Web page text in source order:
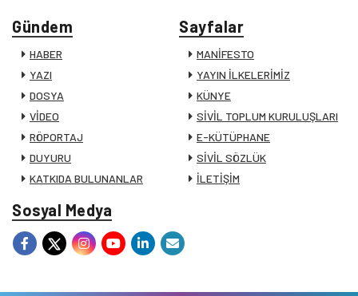
Gündem
HABER
YAZI
DOSYA
VİDEO
RÖPORTAJ
DUYURU
KATKIDA BULUNANLAR
Sayfalar
MANİFESTO
YAYIN İLKELERİMİZ
KÜNYE
SİVİL TOPLUM KURULUŞLARI
E-KÜTÜPHANE
SİVİL SÖZLÜK
İLETİŞİM
Sosyal Medya